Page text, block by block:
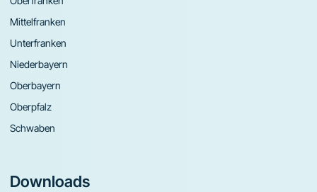
Mittelfranken
Unterfranken
Niederbayern
Oberbayern
Oberpfalz
Schwaben
Downloads